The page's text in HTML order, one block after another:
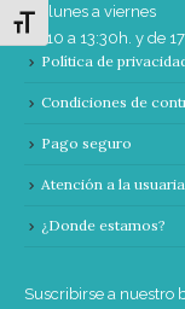
Alternar tamaño de
De lunes a viernes
de 10 a 13:30h. y de
Política de
Condiciones de
Pago seguro
Atención a la usuaria
¿Donde estamos?
Suscribirse a nuestro